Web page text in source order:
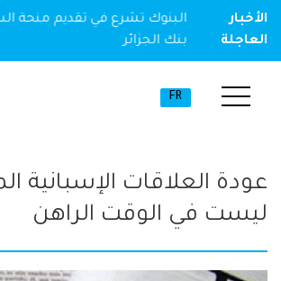
الأخبار
العاجلة
مخدر
البنوك تشرع في تقديم منحة
بنك الجزائر
FR
عودة العلاقات الإسبانية
ليست في الوقت الراهن